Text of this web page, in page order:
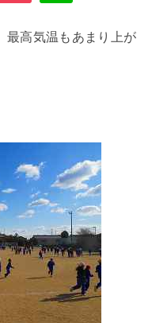
最高気温もあまり上が